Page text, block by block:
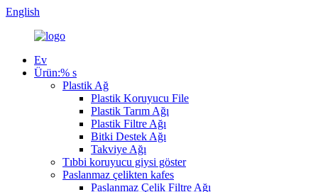
English
Ev
Ürün:% s
Plastik Ağ
Plastik Koruyucu File
Plastik Tarım Ağı
Plastik Filtre Ağı
Bitki Destek Ağı
Takviye Ağı
Tıbbi koruyucu giysi göster
Paslanmaz çelikten kafes
Paslanmaz Çelik Filtre Ağı